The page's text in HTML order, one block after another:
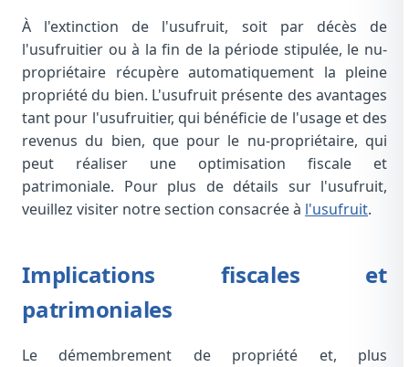
À l'extinction de l'usufruit, soit par décès de
l'usufruitier ou à la fin de la période stipulée, le nu-
propriétaire récupère automatiquement la pleine
propriété du bien. L'usufruit présente des avantages
tant pour l'usufruitier, qui bénéficie de l'usage et des
revenus du bien, que pour le nu-propriétaire, qui
peut réaliser une optimisation fiscale et
patrimoniale. Pour plus de détails sur l'usufruit,
veuillez visiter notre section consacrée à l'usufruit.
Implications fiscales et
patrimoniales
Le démembrement de propriété et, plus